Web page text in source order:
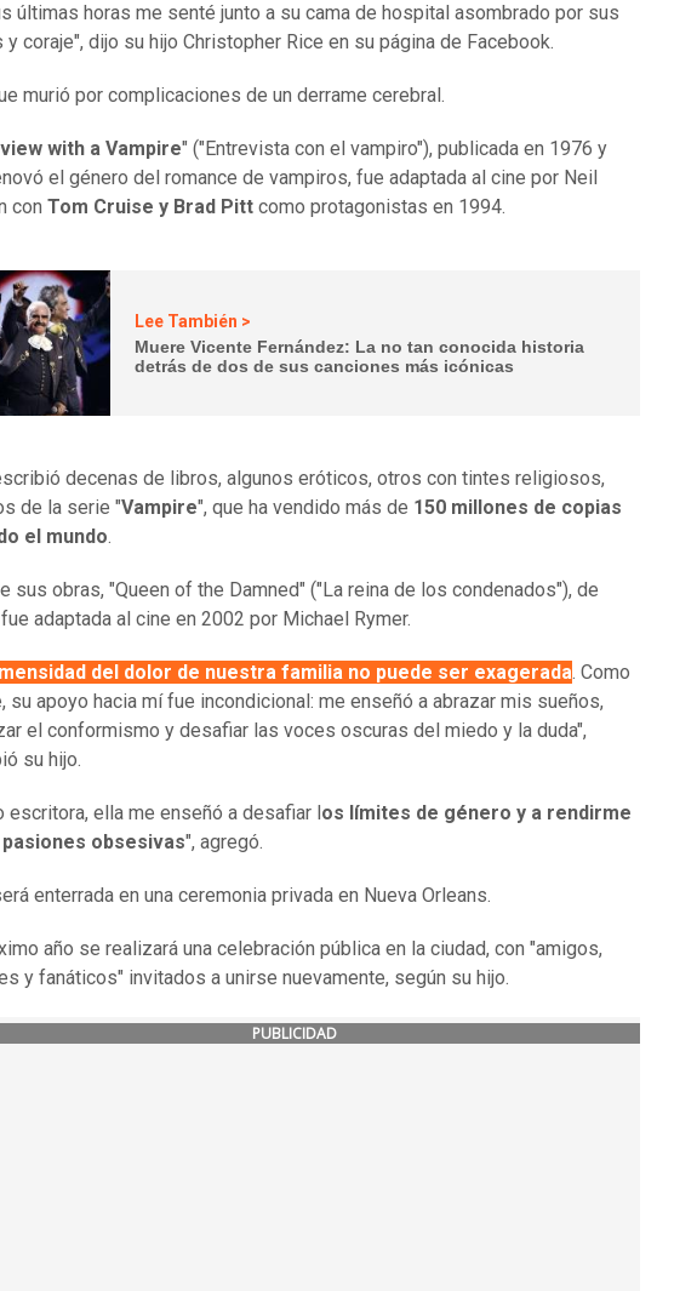
últimas horas me senté junto a su cama de hospital asombrado por sus
y coraje", dijo su hijo Christopher Rice en su página de Facebook.
murió por complicaciones de un derrame cerebral.
with a Vampire" ("Entrevista con el vampiro"), publicada en 1976 y
el género del romance de vampiros, fue adaptada al cine por Neil
con Tom Cruise y Brad Pitt como protagonistas en 1994.
Lee También >
Muere Vicente Fernández: La no tan conocida historia
detrás de dos de sus canciones más icónicas
decenas de libros, algunos eróticos, otros con tintes religiosos,
de la serie "Vampire", que ha vendido más de 150 millones de copias
el mundo.
sus obras, "Queen of the Damned" ("La reina de los condenados"), de
adaptada al cine en 2002 por Michael Rymer.
del dolor de nuestra familia no puede ser exagerada. Como
su apoyo hacia mí fue incondicional: me enseñó a abrazar mis sueños,
el conformismo y desafiar las voces oscuras del miedo y la duda",
su hijo.
escritora, ella me enseñó a desafiar l os límites de género y a rendirme
pasiones obsesivas", agregó.
enterrada en una ceremonia privada en Nueva Orleans.
año se realizará una celebración pública en la ciudad, con "amigos,
y fanáticos" invitados a unirse nuevamente, según su hijo.
PUBLICIDAD